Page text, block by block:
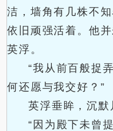
洁，墙角有几株不
依旧顽强活着。他
英浮。
“我从前百般捉
何还愿与我交好？”
英浮垂眸，沉默
“因为殿下未曾